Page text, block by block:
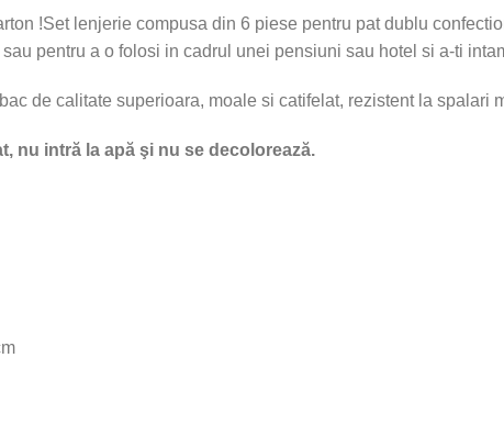
!Set lenjerie compusa din 6 piese pentru pat dublu
pentru a o folosi in cadrul unei pensiuni sau hotel si a-ti
de calitate superioara, moale si catifelat, rezistent la spalari
nu intră la apă şi nu se decolorează.